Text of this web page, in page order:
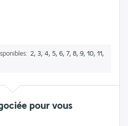
2, 3, 4, 5, 6, 7, 8, 9, 10, 11,
pour vous